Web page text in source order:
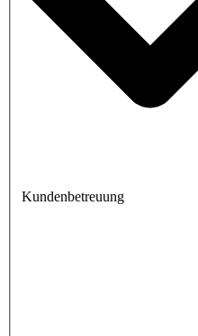
Kundenbetreuung